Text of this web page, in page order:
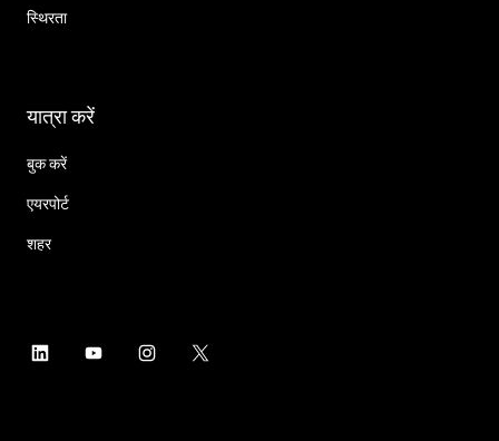
स्थिरता
यात्रा करें
बुक करें
एयरपोर्ट
शहर